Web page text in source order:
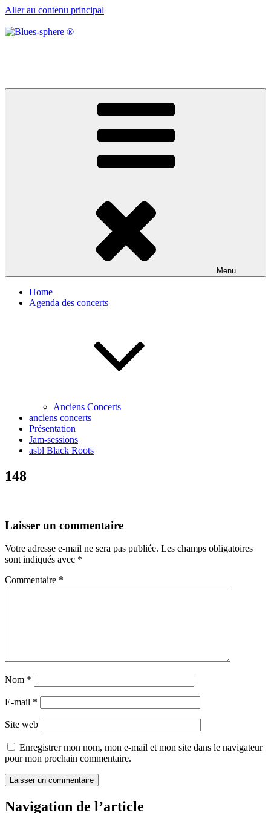
Aller au contenu principal
Menu
Home
Agenda des concerts
Anciens Concerts
anciens concerts
Présentation
Jam-sessions
asbl Black Roots
148
Laisser un commentaire
Votre adresse e-mail ne sera pas publiée. Les champs obligatoires
sont indiqués avec *
Commentaire *
Nom *
E-mail *
Site web
Enregistrer mon nom, mon e-mail et mon site dans le navigateur
pour mon prochain commentaire.
Navigation de l’article